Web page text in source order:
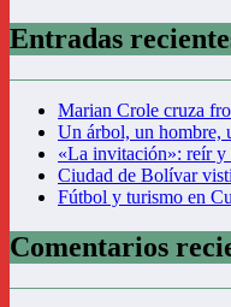
Entradas
Marian Crole cruza
Un árbol, un hombre,
«La invitación»: reír y
Ciudad de Bolívar
Fútbol y turismo en
Comentarios